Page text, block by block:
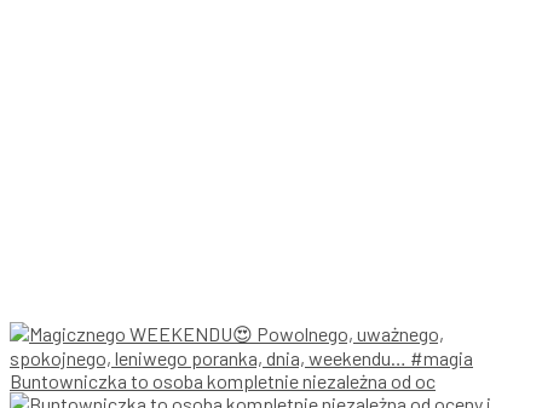
Buntowniczka to osoba kompletnie niezależna od oc